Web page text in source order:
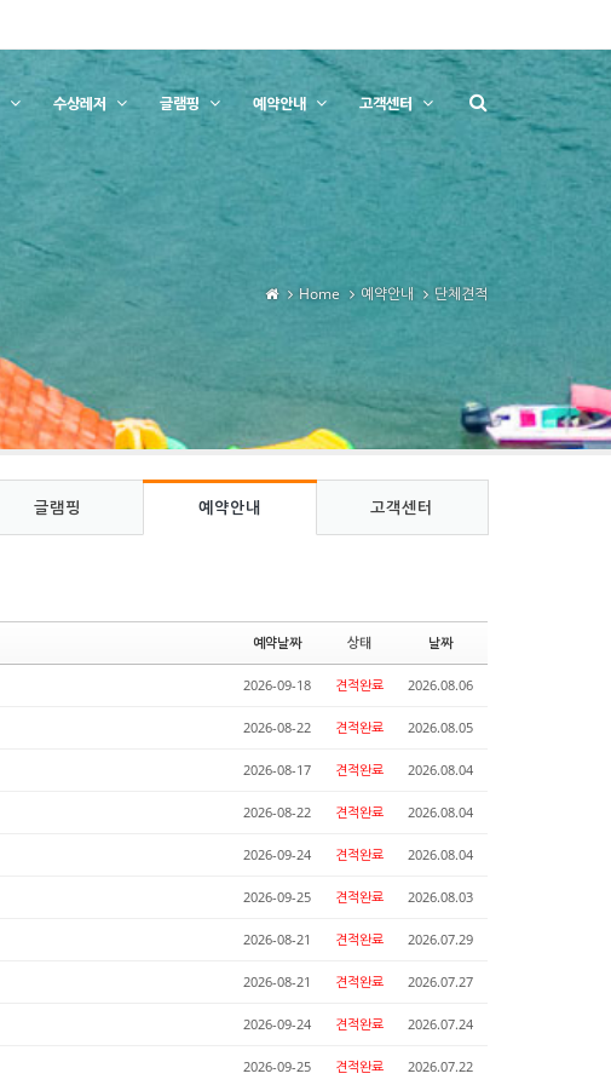
수상레저 글램핑 예약안내 고객센터
Home 예약안내 단체견적
글램핑 예약안내 고객센터
예약날짜 상태 날짜
2026-09-18 견적완료 2026.08.06
2026-08-22 견적완료 2026.08.05
2026-08-17 견적완료 2026.08.04
2026-08-22 견적완료 2026.08.04
2026-09-24 견적완료 2026.08.04
2026-09-25 견적완료 2026.08.03
2026-08-21 견적완료 2026.07.29
2026-08-21 견적완료 2026.07.27
2026-09-24 견적완료 2026.07.24
2026-09-25 견적완료 2026.07.22